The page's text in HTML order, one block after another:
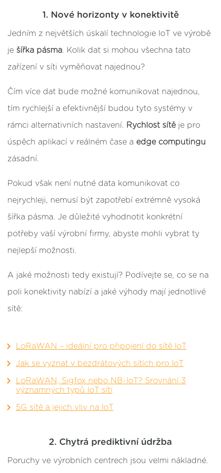
1. Nové horizonty v konektivitě
Jedním z největších úskalí technologie IoT ve výrobě
je šířka pásma. Kolik dat si mohou všechna tato
zařízení v síti vyměňovat najednou?
Čím více dat bude možné komunikovat najednou,
tím rychlejší a efektivnější budou tyto systémy v
rámci alternativních nastavení. Rychlost sítě je pro
úspěch aplikací v reálném čase a edge computingu
zásadní.
Pokud však není nutné data komunikovat co
nejrychleji, nemusí být zapotřebí extrémně vysoká
šířka pásma. Je důležité vyhodnotit konkrétní
potřeby vaší výrobní firmy, abyste mohli vybrat ty
nejlepší možnosti.
A jaké možnosti tedy existují? Podívejte se, co se na
poli konektivity nabízí a jaké výhody mají jednotlivé
sítě:
LoRaWAN – ideální pro připojení do sítě IoT
Jak se vyznat v bezdrátových sítích pro IoT
LoRaWAN, Sigfox nebo NB-IoT? Srovnání 3
významných typů IoT sítí
5G sítě a jejich vliv na IoT
2. Chytrá prediktivní údržba
Poruchy ve výrobních centrech jsou velmi nákladné.